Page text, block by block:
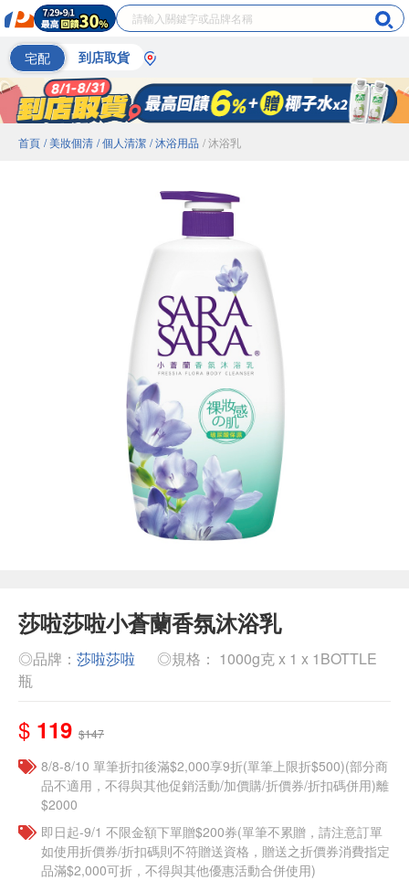
宅配 到店取貨
首頁 / 美妝個清 / 個人清潔 / 沐浴用品 / 沐浴乳
莎啦莎啦小蒼蘭香氛沐浴乳
◎品牌： 莎啦莎啦
◎規格： 1000g克 x 1 x 1BOTTLE
瓶
$ 119 $147
8/8-8/10 單筆折扣後滿$2,000享9折(單筆上限折$500)(部分商
品不適用，不得與其他促銷活動/加價購/折價券/折扣碼併用)離
$2000
即日起-9/1 不限金額下單贈$200券(單筆不累贈，請注意訂單
如使用折價券/折扣碼則不符贈送資格，贈送之折價券消費指定
品滿$2,000可折，不得與其他優惠活動合併使用)